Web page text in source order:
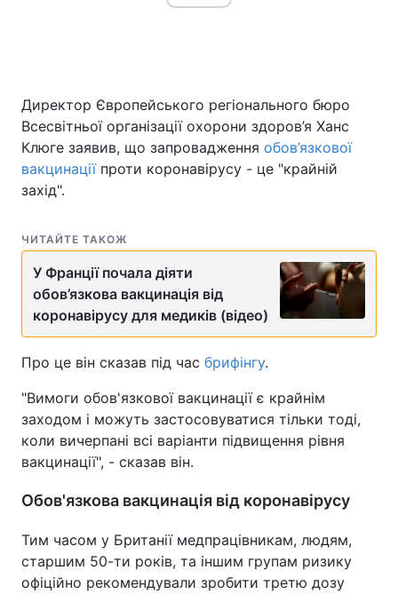
Директор Європейського регіонального бюро
Всесвітньої організації охорони здоров’я Ханс
Клюге заявив, що запровадження обов’язкової
вакцинації проти коронавірусу - це "крайній
захід".
ЧИТАЙТЕ ТАКОЖ
У Франції почала діяти
обов’язкова вакцинація від
коронавірусу для медиків (відео)
Про це він сказав під час брифінгу.
"Вимоги обов'язкової вакцинації є крайнім
заходом і можуть застосовуватися тільки тоді,
коли вичерпані всі варіанти підвищення рівня
вакцинації", - сказав він.
Обов'язкова вакцинація від коронавірусу
Тим часом у Британії медпрацівникам, людям,
старшим 50-ти років, та іншим групам ризику
офіційно рекомендували зробити третю дозу